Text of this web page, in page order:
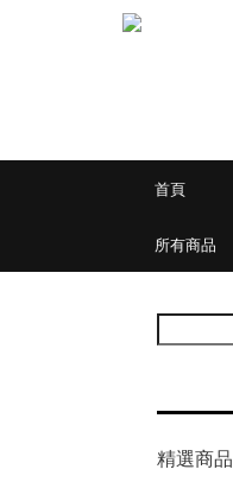
首頁
所有商品
精選商品